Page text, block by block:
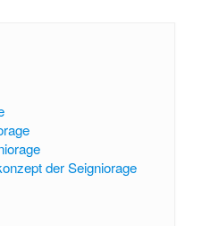
der Seigniorage